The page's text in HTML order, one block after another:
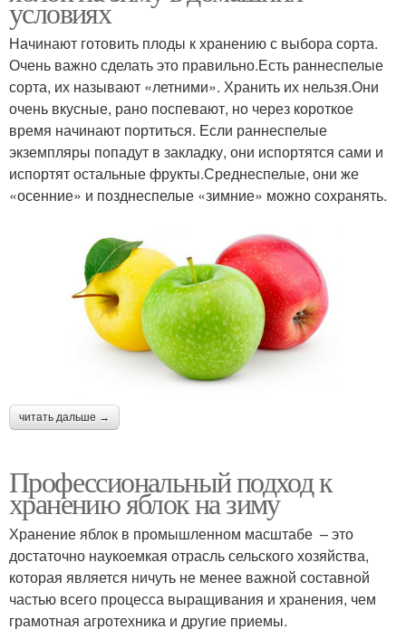
условиях
Начинают готовить плоды к хранению с выбора сорта.
Очень важно сделать это правильно.Есть раннеспелые
сорта, их называют «летними». Хранить их нельзя.Они
очень вкусные, рано поспевают, но через короткое
время начинают портиться. Если раннеспелые
экземпляры попадут в закладку, они испортятся сами и
испортят остальные фрукты.Среднеспелые, они же
«осенние» и позднеспелые «зимние» можно сохранять.
читать дальше →
Профессиональный подход к
хранению яблок на зиму
Хранение яблок в промышленном масштабе – это
достаточно наукоемкая отрасль сельского хозяйства,
которая является ничуть не менее важной составной
частью всего процесса выращивания и хранения, чем
грамотная агротехника и другие приемы.